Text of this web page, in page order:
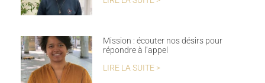
Mission : écouter nos désirs pour
répondre à l’appel
LIRE LA SUITE >